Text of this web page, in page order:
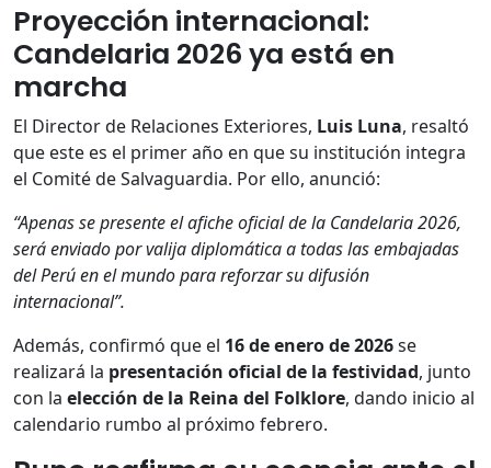
Proyección internacional:
Candelaria 2026 ya está en
marcha
El Director de Relaciones Exteriores, Luis Luna, resaltó
que este es el primer año en que su institución integra
el Comité de Salvaguardia. Por ello, anunció:
“Apenas se presente el afiche oficial de la Candelaria 2026,
será enviado por valija diplomática a todas las embajadas
del Perú en el mundo para reforzar su difusión
internacional”.
Además, confirmó que el 16 de enero de 2026se
realizará la presentación oficial de la festividad, junto
con la elección de la Reina del Folklore, dando inicio al
calendario rumbo al próximo febrero.